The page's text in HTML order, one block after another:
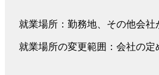
就業場所：勤務地、その他会社
就業場所の変更範囲：会社の定